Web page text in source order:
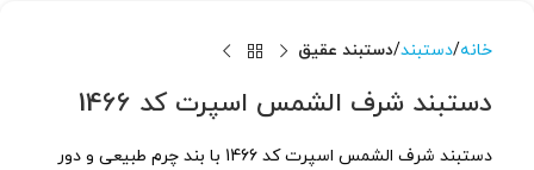
خانه دستبند دستبند عقیق
دستبند شرف الشمس اسپرت کد 1466
دستبند شرف الشمس اسپرت کد 1466 با بند چرم طبیعی و دور